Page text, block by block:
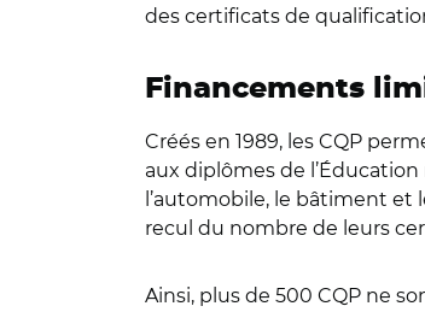
des certificats de
Financements
Créés en 1989, les CQP
aux diplômes de
l’automobile, le bâtiment et
recul du nombre de leurs
Ainsi, plus de 500 CQP ne